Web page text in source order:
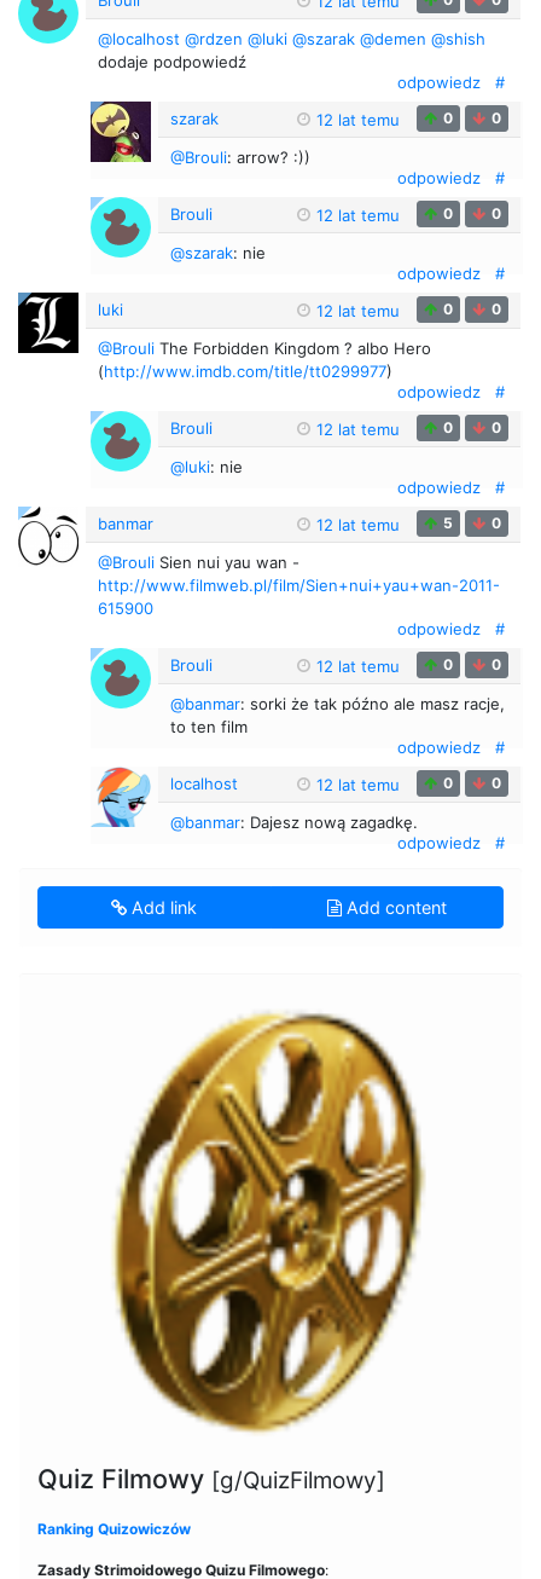
@localhost @rdzen @luki @szarak @demen @shish
dodaje podpowiedź
odpowiedz
#
szarak
12 lat temu 0 0
@Brouli: arrow? :))
odpowiedz
#
Brouli
12 lat temu 0 0
@szarak: nie
odpowiedz
#
luki
12 lat temu 0 0
@Brouli The Forbidden Kingdom ? albo Hero
(http://www.imdb.com/title/tt0299977)
odpowiedz
#
Brouli
12 lat temu 0 0
@luki: nie
odpowiedz
#
banmar
12 lat temu 5 0
@Brouli Sien nui yau wan -
http://www.filmweb.pl/film/Sien+nui+yau+wan-2011-
615900
odpowiedz
#
Brouli
12 lat temu 0 0
@banmar: sorki że tak późno ale masz racje,
to ten film
odpowiedz
#
localhost
12 lat temu 0 0
@banmar: Dajesz nową zagadkę.
odpowiedz
#
Add link Add content
Quiz Filmowy [g/QuizFilmowy]
Ranking Quizowiczów
Zasady Strimoidowego Quizu Filmowego: